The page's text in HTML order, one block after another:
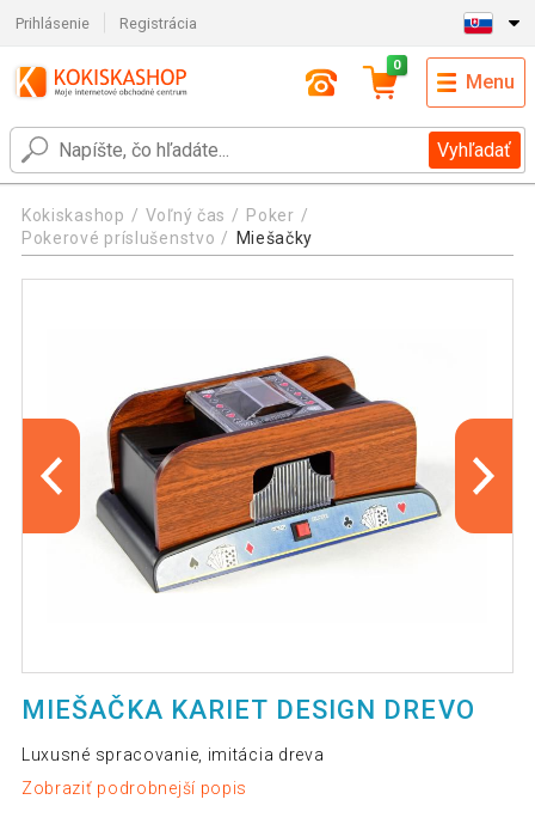
Prihlásenie Registrácia
Vyhľadať
0
Menu
Kokiskashop Voľný čas
Poker
Pokerové príslušenstvo
Miešačky
MIEŠAČKA KARIET DESIGN DREVO
Luxusné spracovanie, imitácia dreva
Zobraziť podrobnejší popis